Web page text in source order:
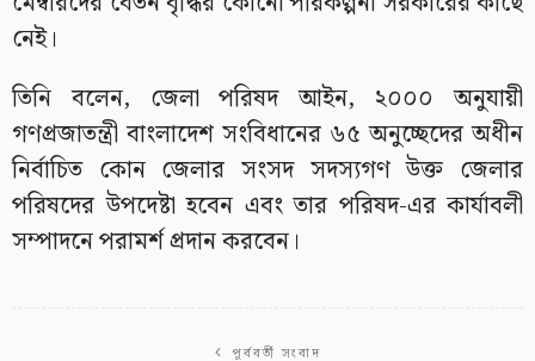
নেই।
তিনি বলেন, জেলা পরিষদ আইন, ২০০০ অনুযায়ী
গণপ্রজাতন্ত্রী বাংলাদেশ সংবিধানের ৬৫ অনুচ্ছেদের অধীন
নির্বাচিত কোন জেলার সংসদ সদস্যগণ উক্ত জেলার
পরিষদের উপদেষ্টা হবেন এবং তার পরিষদ-এর কার্যাবলী
সম্পাদনে পরামর্শ প্রদান করবেন।
পূর্ববর্তী সংবাদ